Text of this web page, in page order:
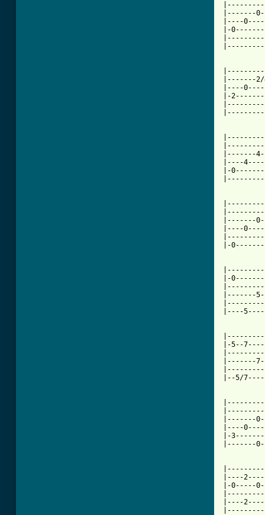
|-------
|----
|-
|-------
|----
|-
|-------
|----
|-
|-------
|----
|-
|-
|-------
|----
|-5--
|-------
|--5/
|-------
|----
|-
|-------
|----
|-0-----
|----